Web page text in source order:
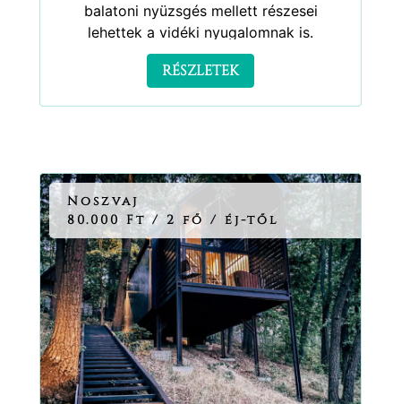
balatoni nyüzsgés mellett részesei
lehettek a vidéki nyugalomnak is.
RÉSZLETEK
Noszvaj
80.000 Ft / 2 fő / éj-től